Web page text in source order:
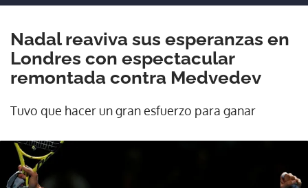
Nadal reaviva sus esperanzas en
Londres con espectacular
remontada contra Medvedev
Tuvo que hacer un gran esfuerzo para ganar